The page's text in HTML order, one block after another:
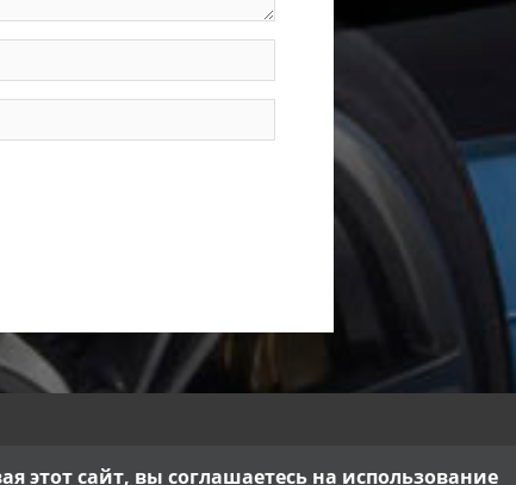
сайт, вы соглашаетесь на использование